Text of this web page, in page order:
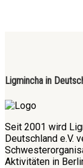
Ligmincha in
Seit 2001 wird
Deutschland e.V.
Aktivitäten in